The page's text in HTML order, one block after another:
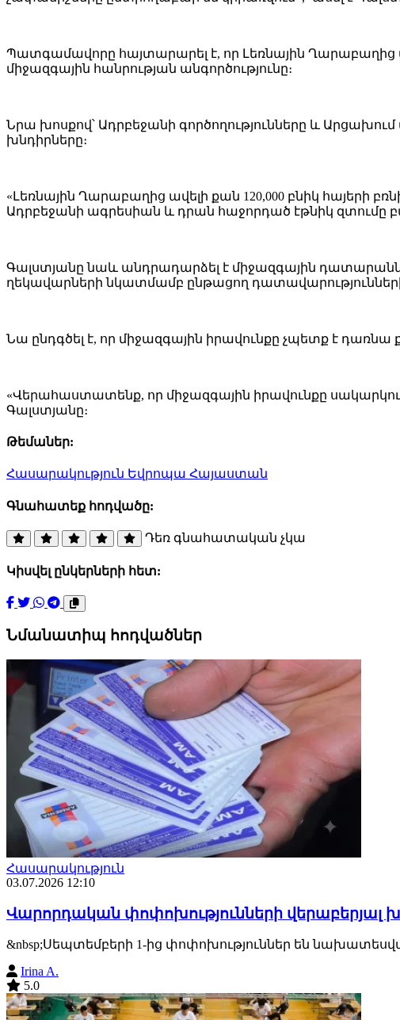
Պատգամավորը հայտարարել է, որ Լեռնային Ղարաբաղից
միջազգային հանրության անգործությունը։
Նրա խոսքով՝ Ադրբեջանի գործողությունները և
խնդիրները։
«Լեռնային Ղարաբաղից ավելի քան 120,000 բնիկ հայերի
Ադրբեջանի ագրեսիան և դրան հաջորդած էթնիկ զտումը
Գալստյանը նաև անդրադարձել է միջազգային
ղեկավարների նկատմամբ ընթացող
Նա ընդգծել է, որ միջազգային իրավունքը չպետք է
«Վերահաստատենք, որ միջազգային իրավունքը
Գալստյանը։
Թեմաներ:
Հասարակություն Եվրոպա Հայաստան
Գնահատեք հոդվածը:
Դեռ գնահատական չկա
Կիսվել ընկերների հետ:
Նմանատիպ հոդվածներ
Հասարակություն
03.07.2026 12:10
Վարորդական փոփոխությունների վերաբերյալ
&nbsp;Սեպտեմբերի 1-ից փոփոխություններ են
Irina A.
5.0